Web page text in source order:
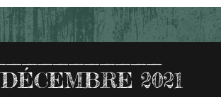
DÉCEMBRE 2021